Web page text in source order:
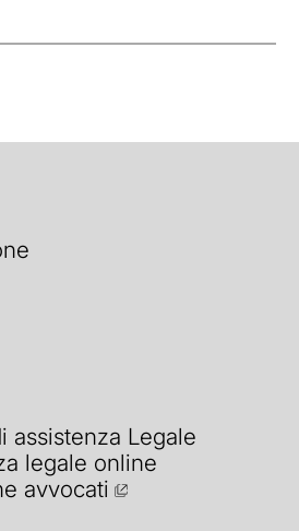
assistenza Legale
legale online
avvocati